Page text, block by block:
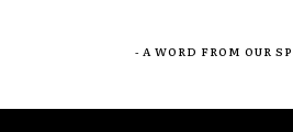
- A WORD FROM OUR